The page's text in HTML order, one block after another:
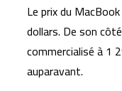
Le prix du
dollars. De son
commercialisé à 1
auparavant.